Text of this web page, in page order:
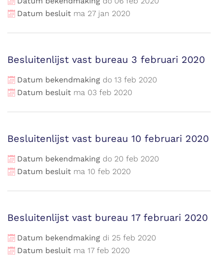
Datum besluit ma 27 jan 2020
Besluitenlijst vast bureau 3 februari 2020
Datum bekendmaking do 13 feb 2020
Datum besluit ma 03 feb 2020
Besluitenlijst vast bureau 10 februari 2020
Datum bekendmaking do 20 feb 2020
Datum besluit ma 10 feb 2020
Besluitenlijst vast bureau 17 februari 2020
Datum bekendmaking di 25 feb 2020
Datum besluit ma 17 feb 2020